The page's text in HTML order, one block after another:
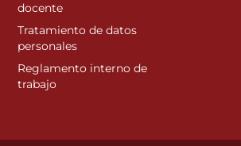
docente
Tratamiento de datos
personales
Reglamento interno de
trabajo